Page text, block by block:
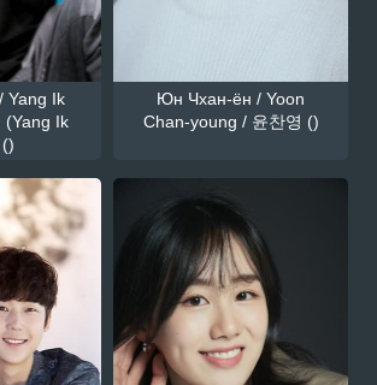
Yang Ik
(Yang Ik
Юн Чхан-ён / Yoon
Chan-young / 윤찬영 ()